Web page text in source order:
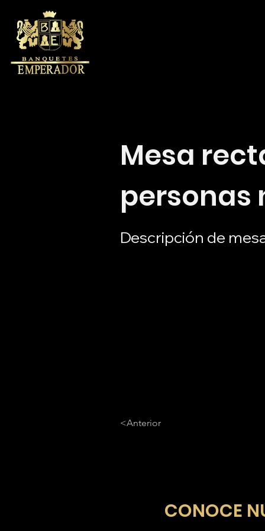
Mesa
personas
Descripción de
<Anterior
​CONOCE